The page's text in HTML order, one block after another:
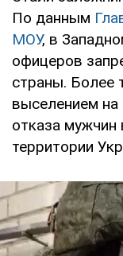
По данным
МОУ, в
офицеров
страны. Более
выселением на
отказа
территории